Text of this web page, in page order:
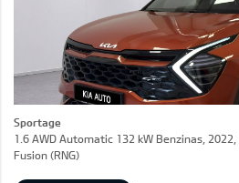
Sportage
1.6 AWD Automatic 132 kW Benzinas,
Fusion (RNG)